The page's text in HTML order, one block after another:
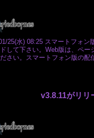
25(水) 08:25 スマートフォン
して下さい。Web版は、ペー
さい。スマートフォン版の配
v3.8.11がリリ